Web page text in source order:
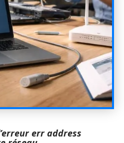
err address